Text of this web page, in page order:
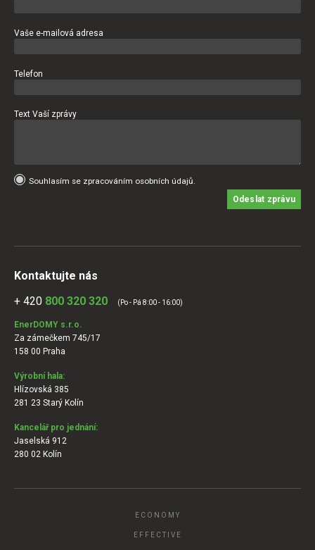
Vaše e-mailová adresa
Telefon
Text Vaší zprávy
Souhlasím se zpracováním osobních údajů.
Odeslat zprávu
Kontaktujte nás
+ 420 800 320 320 (Po - Pá 8:00 - 16:00)
EnerDOMY s.r.o.
Za zámečkem 745/17
158 00 Praha
Výrobní hala:
Hlízovská 385
281 23 Starý Kolín
Kancelář pro jednání:
Jaselská 912
280 02 Kolín
ECONOMY
EFFECTIVE